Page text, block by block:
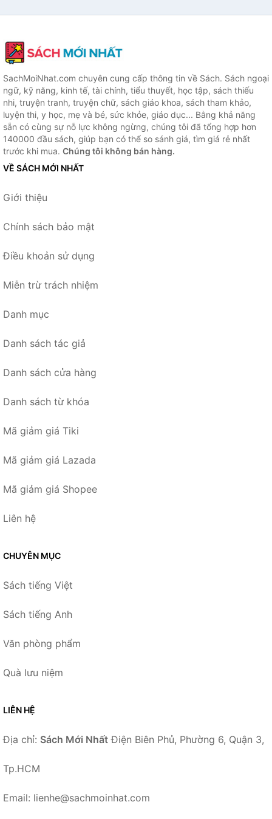
SachMoiNhat.com chuyên cung cấp thông tin về Sách. Sách ngoại
ngữ, kỹ năng, kinh tế, tài chính, tiểu thuyết, học tập, sách thiếu
nhi, truyện tranh, truyện chữ, sách giáo khoa, sách tham khảo,
luyện thi, y học, mẹ và bé, sức khỏe, giáo dục... Bằng khả năng
sẵn có cùng sự nỗ lực không ngừng, chúng tôi đã tổng hợp hơn
140000 đầu sách, giúp bạn có thể so sánh giá, tìm giá rẻ nhất
trước khi mua. Chúng tôi không bán hàng.
VỀ SÁCH MỚI NHẤT
Giới thiệu
Chính sách bảo mật
Điều khoản sử dụng
Miễn trừ trách nhiệm
Danh mục
Danh sách tác giả
Danh sách cửa hàng
Danh sách từ khóa
Mã giảm giá Tiki
Mã giảm giá Lazada
Mã giảm giá Shopee
Liên hệ
CHUYÊN MỤC
Sách tiếng Việt
Sách tiếng Anh
Văn phòng phẩm
Quà lưu niệm
LIÊN HỆ
Địa chỉ: Sách Mới Nhất Điện Biên Phủ, Phường 6, Quận 3,
Tp.HCM
Email: lienhe@sachmoinhat.com